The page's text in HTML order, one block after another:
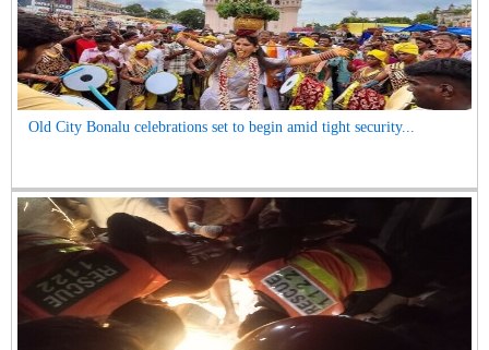
Old City Bonalu celebrations set to begin amid tight security...